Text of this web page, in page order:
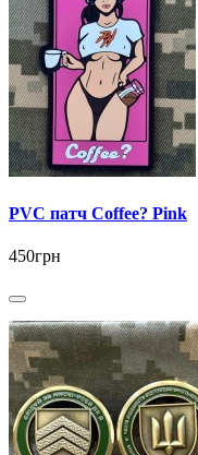
PVC патч Coffee? Pink
450грн